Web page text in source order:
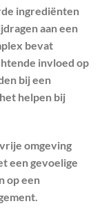
ingrediënten
aan een
bevat
invloed op
bij een
helpen bij
omgeving
een gevoelige
op een